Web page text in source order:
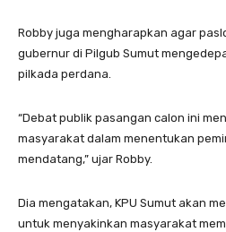
Robby juga mengharapkan agar
gubernur di Pilgub Sumut
pilkada perdana.
“Debat publik pasangan calon ini
masyarakat dalam menentukan
mendatang,” ujar Robby.
Dia mengatakan, KPU Sumut akan
untuk menyakinkan masyarakat